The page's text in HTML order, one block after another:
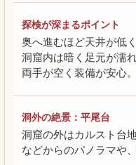
探検が深まるポイント
奥へ進むほど天井が低
洞窟内は暗く足元が濡
両手が空く装備が安心。
洞外の絶景：平尾台
洞窟の外はカルスト台
などからのパノラマや